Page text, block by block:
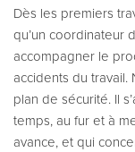
Dès les premiers
qu’un coordinateur
accompagner le
accidents du
plan de sécurité. Il
temps, au fur et à
avance, et qui